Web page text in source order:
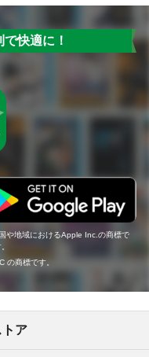
快適に！
や地域におけるApple Inc.の商標で
の商標です。
ア